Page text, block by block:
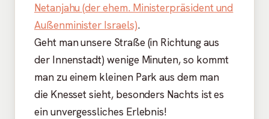
Netanjahu (der ehem. Ministerpräsident und
Außenminister Israels).
Geht man unsere Straße (in Richtung aus
der Innenstadt) wenige Minuten, so kommt
man zu einem kleinen Park aus dem man
die Knesset sieht, besonders Nachts ist es
ein unvergessliches Erlebnis!